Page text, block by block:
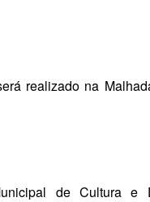
realizado na
de Cultura e